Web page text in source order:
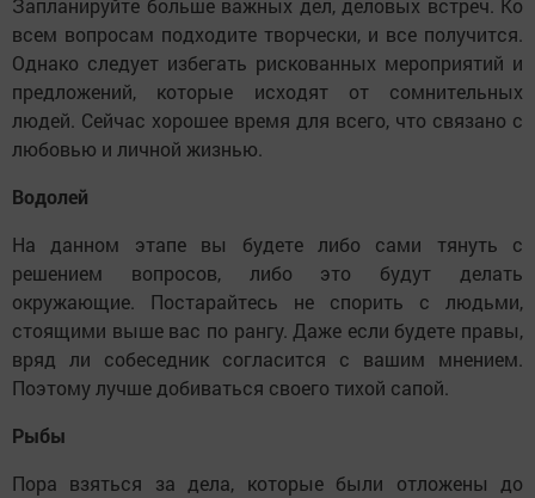
Запланируйте больше важных дел, деловых встреч. Ко
всем вопросам подходите творчески, и все получится.
Однако следует избегать рискованных мероприятий и
предложений, которые исходят от сомнительных
людей. Сейчас хорошее время для всего, что связано с
любовью и личной жизнью.
Водолей
На данном этапе вы будете либо сами тянуть с
решением вопросов, либо это будут делать
окружающие. Постарайтесь не спорить с людьми,
стоящими выше вас по рангу. Даже если будете правы,
вряд ли собеседник согласится с вашим мнением.
Поэтому лучше добиваться своего тихой сапой.
Рыбы
Пора взяться за дела, которые были отложены до